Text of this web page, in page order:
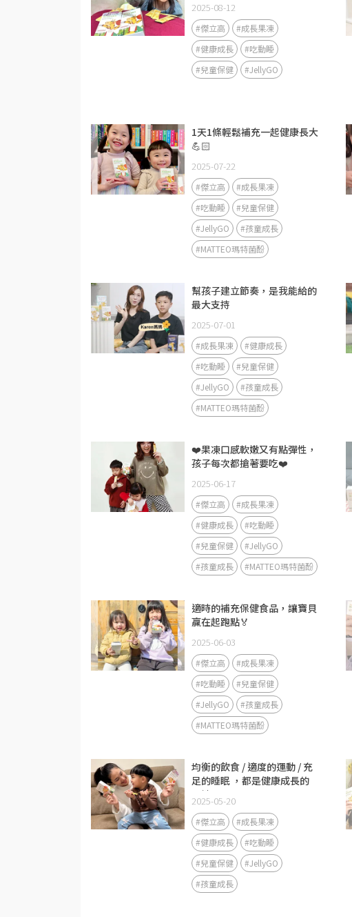
2025-08-12
#傑立高
#成長果凍
#健康成長
#吃動睡
#兒童保健
#JellyGO
1天1條輕鬆補充一起健康長大
💪🏻
2025-07-22
#傑立高
#成長果凍
#吃動睡
#兒童保健
#JellyGO
#孩童成長
#MATTEO瑪特菌酚
幫孩子建立節奏，是我能給的
最大支持
2025-07-01
#成長果凍
#健康成長
#吃動睡
#兒童保健
#JellyGO
#孩童成長
#MATTEO瑪特菌酚
❤️果凍口感軟嫩又有點彈性，
孩子每次都搶著要吃❤️
2025-06-17
#傑立高
#成長果凍
#健康成長
#吃動睡
#兒童保健
#JellyGO
#孩童成長
#MATTEO瑪特菌酚
適時的補充保健食品，讓寶貝
贏在起跑點🏅
2025-06-03
#傑立高
#成長果凍
#吃動睡
#兒童保健
#JellyGO
#孩童成長
#MATTEO瑪特菌酚
均衡的飲食 / 適度的運動 / 充
足的睡眠 ，都是健康成長的
關鍵
2025-05-20
#傑立高
#成長果凍
#健康成長
#吃動睡
#兒童保健
#JellyGO
#孩童成長